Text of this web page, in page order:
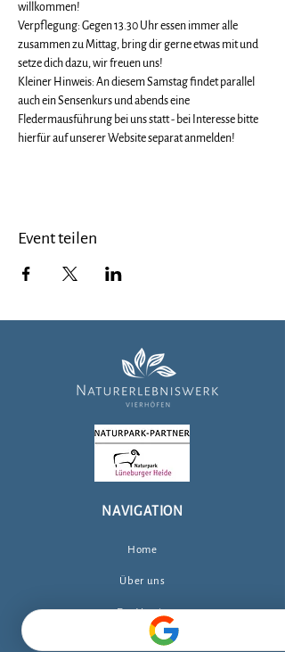
willkommen!
Verpflegung: Gegen 13.30 Uhr essen immer alle
zusammen zu Mittag, bring dir gerne etwas mit und
setze dich dazu, wir freuen uns!
Kleiner Hinweis: An diesem Samstag findet parallel
auch ein Sensenkurs und abends eine
Fledermausführung bei uns statt - bei Interesse bitte
hierfür auf unserer Website separat anmelden!
Event teilen
NAVIGATION
Home
Über uns
Der Verein
Kontakt